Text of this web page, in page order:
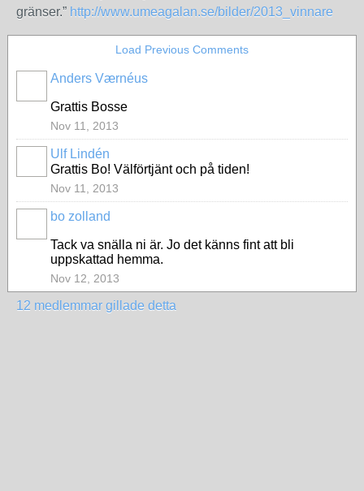
gränser.” http://www.umeagalan.se/bilder/2013_vinnare
Load Previous Comments
Anders Værnéus
Grattis Bosse
Nov 11, 2013
Ulf Lindén
Grattis Bo! Välförtjänt och på tiden!
Nov 11, 2013
bo zolland
Tack va snälla ni är. Jo det känns fint att bli
uppskattad hemma.
Nov 12, 2013
12 medlemmar gillade detta